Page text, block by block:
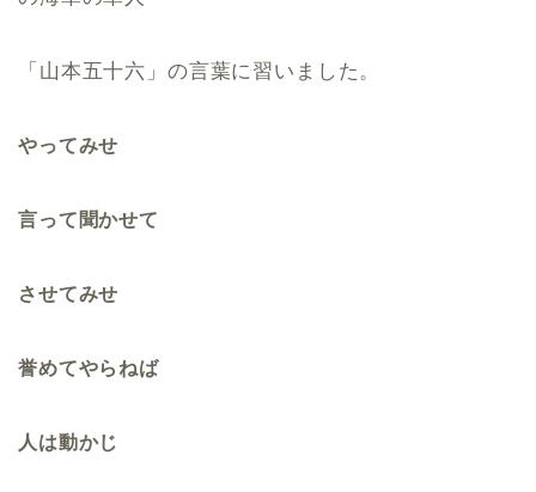
「山本五十六」の言葉に習いました。
やってみせ
言って聞かせて
させてみせ
誉めてやらねば
人は動かじ